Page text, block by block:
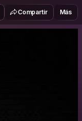
Compartir Más